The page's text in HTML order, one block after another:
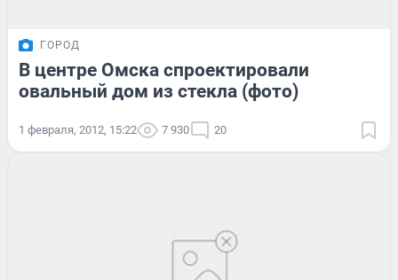
ГОРОД
В центре Омска спроектировали
овальный дом из стекла (фото)
1 февраля, 2012, 15:22 7 930 20